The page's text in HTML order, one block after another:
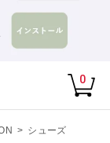
0
> シューズ